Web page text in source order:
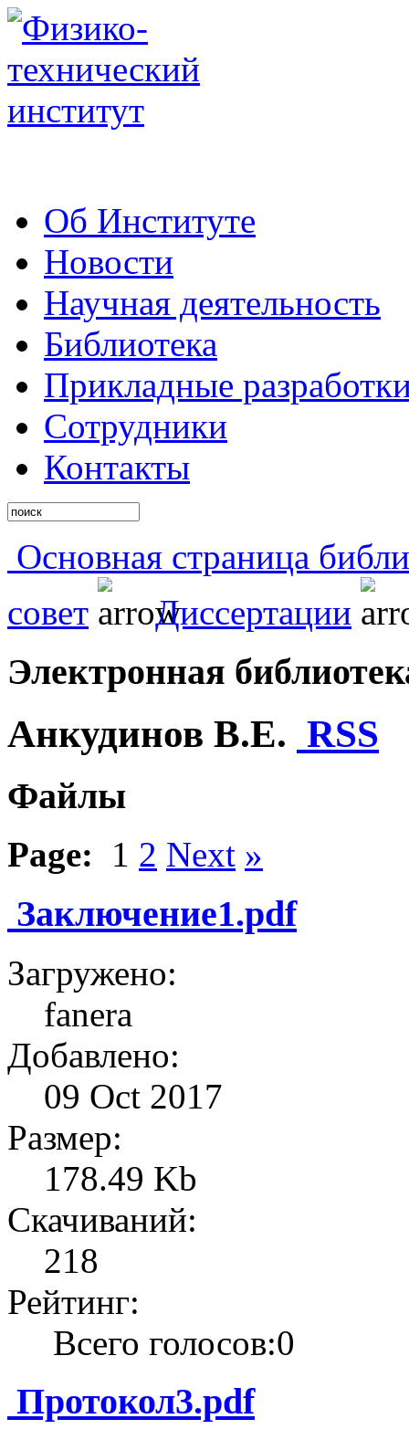
Об Институте
Новости
Научная деятельность
Библиотека
Прикладные
Сотрудники
Контакты
Основная страница
совет
Диссертации
Электронная
Анкудинов В.Е. RSS
Файлы
Page: 1 2 Next »
Заключение1.pdf
Загружено:
fanera
Добавлено:
09 Oct 2017
Размер:
178.49 Kb
Скачиваний:
218
Рейтинг:
Всего голосов:0
Протокол3.pdf